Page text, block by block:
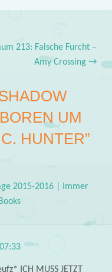
213: Falsche Furcht –
Amy Crossing→
UM
HUNTER”
2015-2016 | Immer
ICH MUSS JETZT